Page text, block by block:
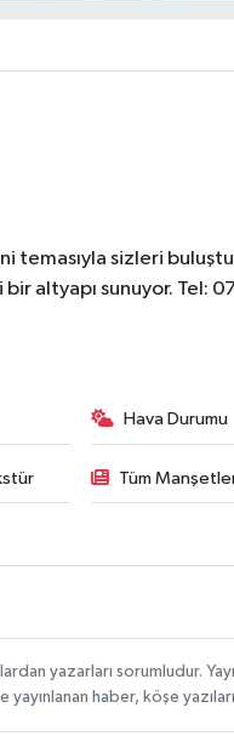
temasıyla sizleri
altyapı sunuyor. Tel:
Hava Durumu
Tüm
yazarları sorumludur.
yayınlanan haber, köşe